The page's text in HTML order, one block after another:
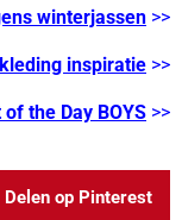
winterjassen >>
inspiratie >>
the Day BOYS >>
Delen op Pinterest